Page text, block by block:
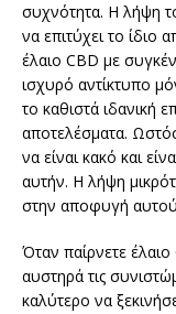
συχνότητα. Η λήψη
να επιτύχει το ίδιο
έλαιο CBD με
ισχυρό αντίκτυπο
το καθιστά ιδανική
αποτελέσματα.
να είναι κακό και
αυτήν. Η λήψη
στην αποφυγή
Όταν παίρνετε
αυστηρά τις
καλύτερο να